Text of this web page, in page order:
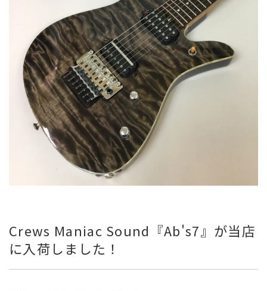
Crews Maniac Sound『Ab's7』が当店
に入荷しました！